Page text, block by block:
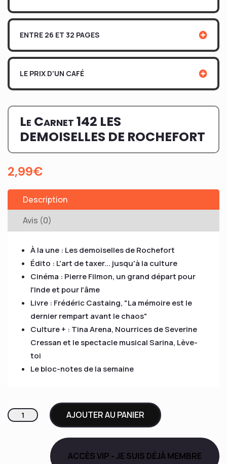
ENTRE 26 ET 32 PAGES
LE PRIX D'UN CAFÉ
Le Carnet 142 LES
DEMOISELLES DE ROCHEFORT
2,99€
Description
Avis (0)
À la une : Les demoiselles de Rochefort
Édito : L'art de taxer... jusqu'à la culture
Cinéma : Pierre Filmon, un grand départ pour
l'Inde et pour l'âme
Livre : Frédéric Castaing, "La mémoire est le
dernier rempart avant le chaos"
Culture + : Tina Arena, Nourricesde Severine
Cressan et le spectacle musical Sarina, Lève-
toi
Le bloc-notes de la semaine
quantité
AJOUTER AU PANIER
ACCÈS VIP - JE SUIS DÉJÀ MEMBRE